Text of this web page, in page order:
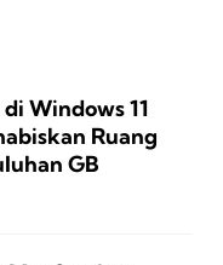
Windows 11
Ruang
GB